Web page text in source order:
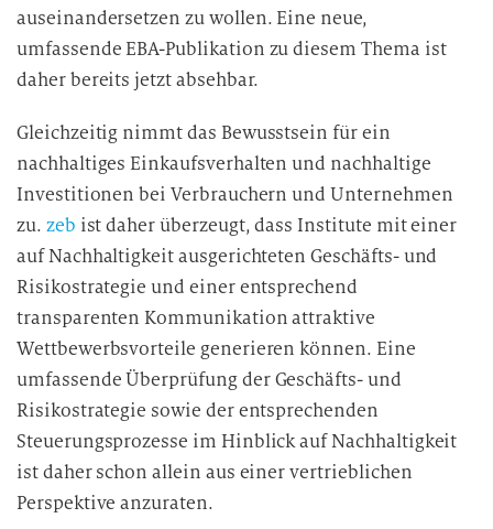
auseinandersetzen zu wollen. Eine neue,
umfassende EBA-Publikation zu diesem Thema ist
daher bereits jetzt absehbar.
Gleichzeitig nimmt das Bewusstsein für ein
nachhaltiges Einkaufsverhalten und nachhaltige
Investitionen bei Verbrauchern und Unternehmen
zu. zeb ist daher überzeugt, dass Institute mit einer
auf Nachhaltigkeit ausgerichteten Geschäfts- und
Risikostrategie und einer entsprechend
transparenten Kommunikation attraktive
Wettbewerbsvorteile generieren können. Eine
umfassende Überprüfung der Geschäfts- und
Risikostrategie sowie der entsprechenden
Steuerungsprozesse im Hinblick auf Nachhaltigkeit
ist daher schon allein aus einer vertrieblichen
Perspektive anzuraten.